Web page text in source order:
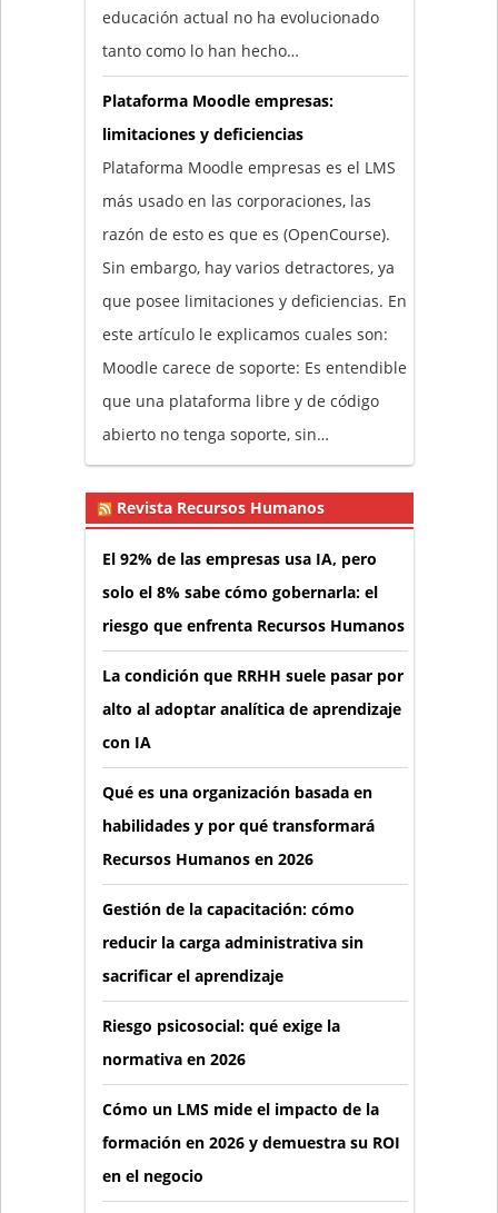
educación actual no ha evolucionado
tanto como lo han hecho…
Plataforma Moodle empresas:
limitaciones y deficiencias
Plataforma Moodle empresas es el LMS
más usado en las corporaciones, las
razón de esto es que es (OpenCourse).
Sin embargo, hay varios detractores, ya
que posee limitaciones y deficiencias. En
este artículo le explicamos cuales son:
Moodle carece de soporte: Es entendible
que una plataforma libre y de código
abierto no tenga soporte, sin…
Revista Recursos Humanos
El 92% de las empresas usa IA, pero
solo el 8% sabe cómo gobernarla: el
riesgo que enfrenta Recursos Humanos
La condición que RRHH suele pasar por
alto al adoptar analítica de aprendizaje
con IA
Qué es una organización basada en
habilidades y por qué transformará
Recursos Humanos en 2026
Gestión de la capacitación: cómo
reducir la carga administrativa sin
sacrificar el aprendizaje
Riesgo psicosocial: qué exige la
normativa en 2026
Cómo un LMS mide el impacto de la
formación en 2026 y demuestra su ROI
en el negocio